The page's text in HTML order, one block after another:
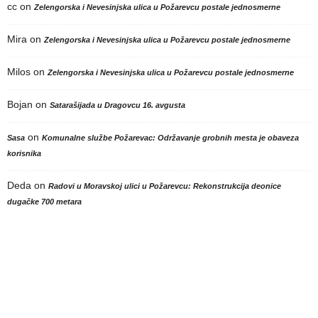
cc on Zelengorska i Nevesinjska ulica u Požarevcu postale jednosmerne
Mira on Zelengorska i Nevesinjska ulica u Požarevcu postale jednosmerne
Milos on Zelengorska i Nevesinjska ulica u Požarevcu postale jednosmerne
Bojan on Satarašijada u Dragovcu 16. avgusta
Sasa on Komunalne službe Požarevac: Održavanje grobnih mesta je obaveza
korisnika
Deda on Radovi u Moravskoj ulici u Požarevcu: Rekonstrukcija deonice
dugačke 700 metara